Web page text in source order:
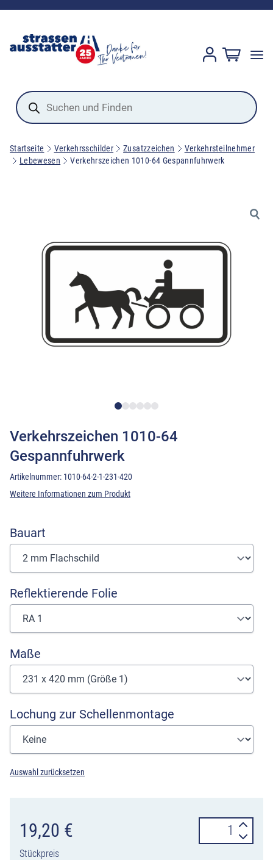
Products
search
Startseite Verkehrsschilder Zusatzzeichen
Verkehrsteilnehmer
Lebewesen
Verkehrszeichen 1010-64 Gespannfuhrwerk
Verkehrszeichen 1010-64
Gespannfuhrwerk
Artikelnummer: 1010-64-2-1-231-420
Weitere Informationen zum Produkt
Bauart
Reflektierende Folie
Maße
Lochung zur Schellenmontage
Auswahl zurücksetzen
19,20 €
Stückpreis
1010-